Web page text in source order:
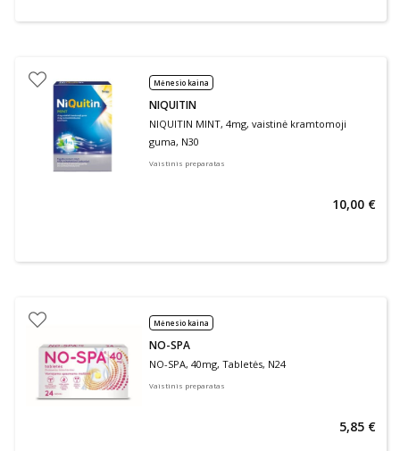
Mėnesio kaina
NIQUITIN
NIQUITIN MINT, 4mg, vaistinė kramtomoji
guma, N30
Vaistinis preparatas
10,00 €
Mėnesio kaina
NO-SPA
NO-SPA, 40mg, Tabletės, N24
Vaistinis preparatas
5,85 €